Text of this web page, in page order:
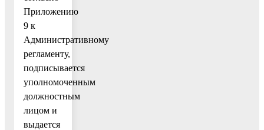
Приложению
9 к
Административному
регламенту,
подписывается
уполномоченным
должностным
лицом и
выдается